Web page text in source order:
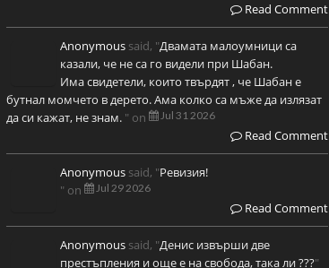
Read Comment
Anonymous said, "Двамата малоумници са
казали, че не са го видели при Шабан.
Има свидетели, които твърдят , че Шабан е
бутнал момчето в дерето. Ама колко са мъже да излязат
да си кажат, не знам. " on Jul 31 2026
Read Comment
Anonymous said, "Ревизия!
" on
Jul 29 2026
Read Comment
Anonymous said, "Денис извърши две
престъпления и още е на свобода, така ли ???"